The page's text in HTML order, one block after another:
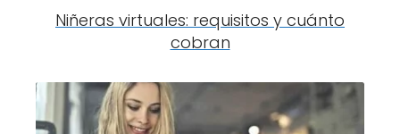
Niñeras virtuales: requisitos y cuánto
cobran